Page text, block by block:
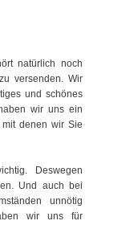
natürlich noch
versenden. Wir
und schönes
wir uns ein
denen wir Sie
Deswegen
Und auch bei
unnötig
wir uns für